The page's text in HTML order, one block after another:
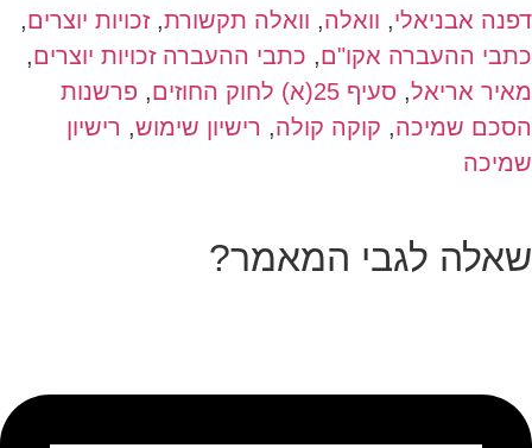
דפנה אבניאלי, וואלה, וואלה תקשורת,זכויות יוצרים,
כתבי ההעברה אקו"ם, כתבי ההעברה זכויות יוצרים,
מאיר אריאל, סעיף 25(א) לחוק החוזים , פרשנות
הסכם שמיכה, קוקה קולה, רישיון שימוש, רישיון
שמיכה
שאלה לגבי המאמר?